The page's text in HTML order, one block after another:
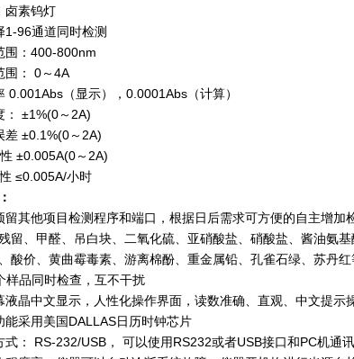
卤素钨灯
1-96通道同时检测
围：400-800nm
围： 0～4A
0.001Abs（显示），0.0001Abs（计算）
： ±1%(0～2A)
差 ±0.1%(0～2A)
±0.005A(0～2A)
≤0.005A/小时
留其他项目检测程序和端口，根据日后需求可方便的自主增
留、甲醛、吊白块、二氧化硫、亚硝酸盐、硝酸盐、酱油氨
酸价、黄曲霉毒素、游离棉酚、重金属铅、孔雀石绿、苏丹红
样品同时检查，互不干扰
液晶中文显示，人性化操作界面，读数准确、直观、中文提示
能采用美国DALLAS日历时钟芯片
式： RS-232/USB， 可以使用RS232或者USB接口和PC机通